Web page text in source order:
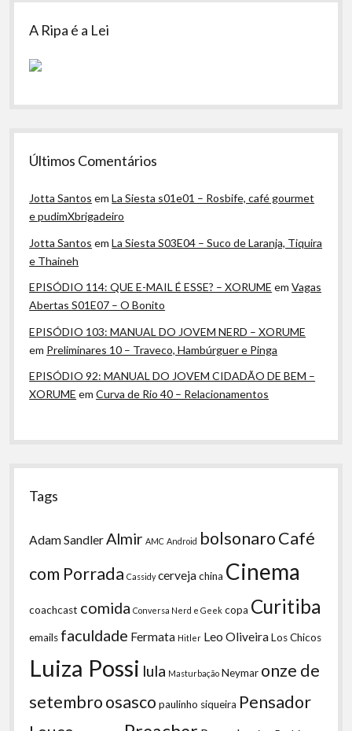
A Ripa é a Lei
Últimos Comentários
Jotta Santos emLa Siesta s01e01 – Rosbife, café gourmet
e pudimXbrigadeiro
Jotta Santos emLa Siesta S03E04 – Suco de Laranja, Tiquira
e Thaineh
EPISÓDIO 114: QUE E-MAIL É ESSE? – XORUME emVagas
Abertas S01E07 – O Bonito
EPISÓDIO 103: MANUAL DO JOVEM NERD – XORUME
em Preliminares 10 – Traveco, Hambúrguer e Pinga
EPISÓDIO 92: MANUAL DO JOVEM CIDADÃO DE BEM –
XORUME emCurva de Rio 40 – Relacionamentos
Tags
Adam Sandler Almir AMC Android bolsonaroCafé
com Porrada Cassidy cervejachina Cinema
coachcast comida Conversa Nerd e Geek copa Curitiba
emails faculdade Fermata Hitler Leo OliveiraLos Chicos
Luiza Possi lula Masturbação Neymar onze de
setembroosasco paulinho siqueira Pensador